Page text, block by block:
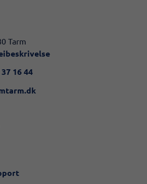
Tarm
16 44